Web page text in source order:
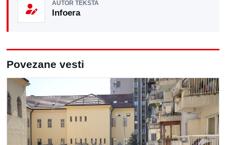
AUTOR TEKSTA
Infoera
Povezane vesti